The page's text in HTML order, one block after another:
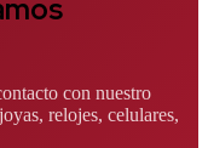
con nuestro
relojes, celulares,